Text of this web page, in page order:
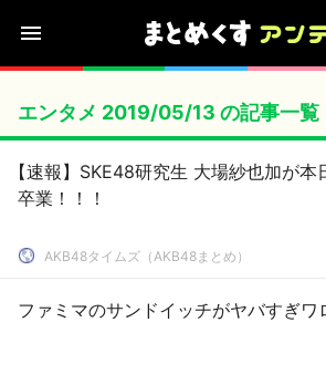
エンタメ 2019/05/13 の記事一覧
【速報】SKE48研究生 大場紗也加が
卒業！！！
AKB48タイムズ（AKB48まとめ）
ファミマのサンドイッチがヤバすぎワ